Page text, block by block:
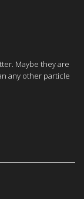
Maybe they are
any other particle